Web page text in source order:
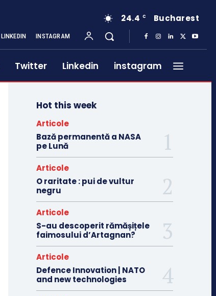
24.4 C Bucharest
LINKEDIN INSTAGRAM
Twitter Linkedin instagram
Hot this week
Articole
Bază permanentă a NASA
pe Lună
Articole
O raritate : pui de vultur
negru
Articole
S-au descoperit rămășițele
faimosului d’Artagnan?
Articole
Defence Innovation | NATO
and new technologies